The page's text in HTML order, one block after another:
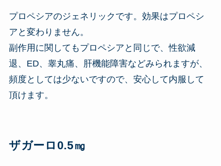
プロペシアのジェネリックです。効果はプロペシ
アと変わりません。
副作用に関してもプロペシアと同じで、性欲減
退、ED、睾丸痛、肝機能障害などみられますが、
頻度としては少ないですので、安心して内服して
頂けます。
ザガーロ0.5㎎